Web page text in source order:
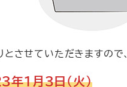
させていただきますので、
年１月３日（火）